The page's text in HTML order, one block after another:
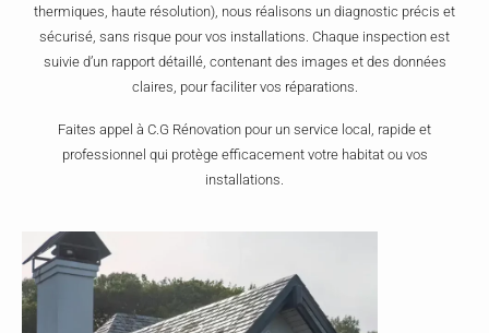
thermiques, haute résolution), nous réalisons un diagnostic précis et
sécurisé, sans risque pour vos installations. Chaque inspection est
suivie d’un rapport détaillé, contenant des images et des données
claires, pour faciliter vos réparations.
Faites appel à C.G Rénovation pour un service local, rapide et
professionnel qui protège efficacement votre habitat ou vos
installations.